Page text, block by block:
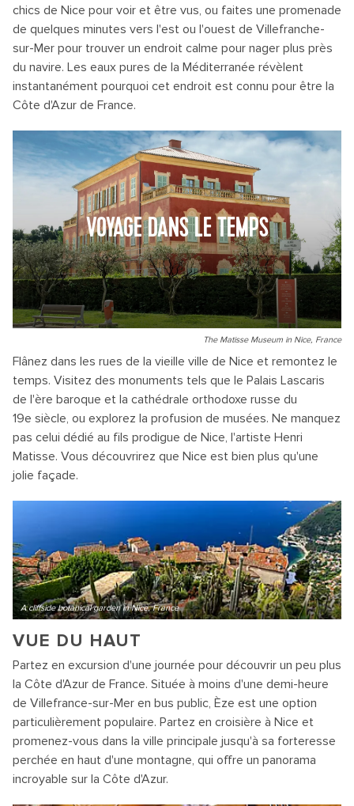
chics de Nice pour voir et être vus, ou faites une promenade
de quelques minutes vers l'est ou l'ouest de Villefranche-
sur-Mer pour trouver un endroit calme pour nager plus près
du navire. Les eaux pures de la Méditerranée révèlent
instantanément pourquoi cet endroit est connu pour être la
Côte d'Azur de France.
VOYAGE DANS LE TEMPS
The Matisse Museum in Nice, France
Flânez dans les rues de la vieille ville de Nice et remontez le
temps. Visitez des monuments tels que le Palais Lascaris
de l'ère baroque et la cathédrale orthodoxe russe du
19e siècle, ou explorez la profusion de musées. Ne manquez
pas celui dédié au fils prodigue de Nice, l'artiste Henri
Matisse. Vous découvrirez que Nice est bien plus qu'une
jolie façade.
A cliffside botanical garden in Nice, France
VUE DU HAUT
Partez en excursion d'une journée pour découvrir un peu plus
la Côte d'Azur de France. Située à moins d'une demi-heure
de Villefrance-sur-Mer en bus public, Èze est une option
particulièrement populaire. Partez en croisière à Nice et
promenez-vous dans la ville principale jusqu'à sa forteresse
perchée en haut d'une montagne, qui offre un panorama
incroyable sur la Côte d'Azur.